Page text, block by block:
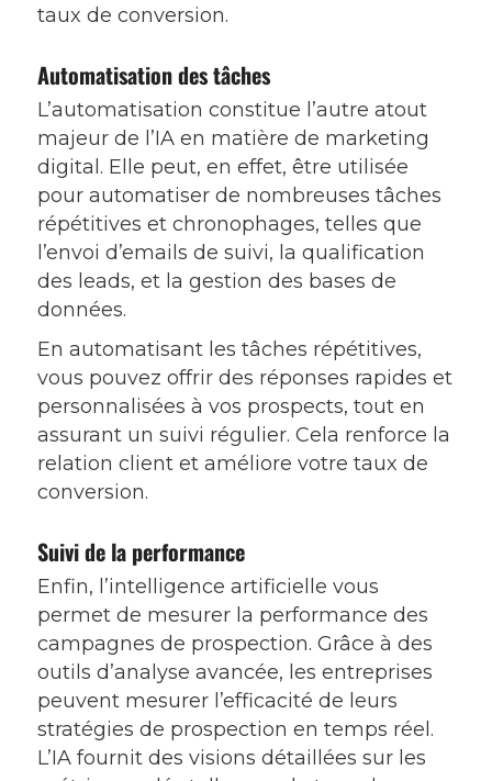
taux de conversion.
Automatisation des tâches
L’automatisation constitue l’autre atout
majeur de l’IA en matière de marketing
digital. Elle peut, en effet, être utilisée
pour automatiser de nombreuses tâches
répétitives et chronophages, telles que
l’envoi d’emails de suivi, la qualification
des leads, et la gestion des bases de
données.
En automatisant les tâches répétitives,
vous pouvez offrir des réponses rapides et
personnalisées à vos prospects, tout en
assurant un suivi régulier. Cela renforce la
relation client et améliore votre taux de
conversion.
Suivi de la performance
Enfin, l’intelligence artificielle vous
permet de mesurer la performance des
campagnes de prospection. Grâce à des
outils d’analyse avancée, les entreprises
peuvent mesurer l’efficacité de leurs
stratégies de prospection en temps réel.
L’IA fournit des visions détaillées sur les